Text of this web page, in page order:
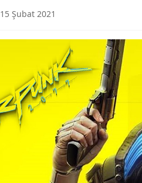
15 Şubat 2021